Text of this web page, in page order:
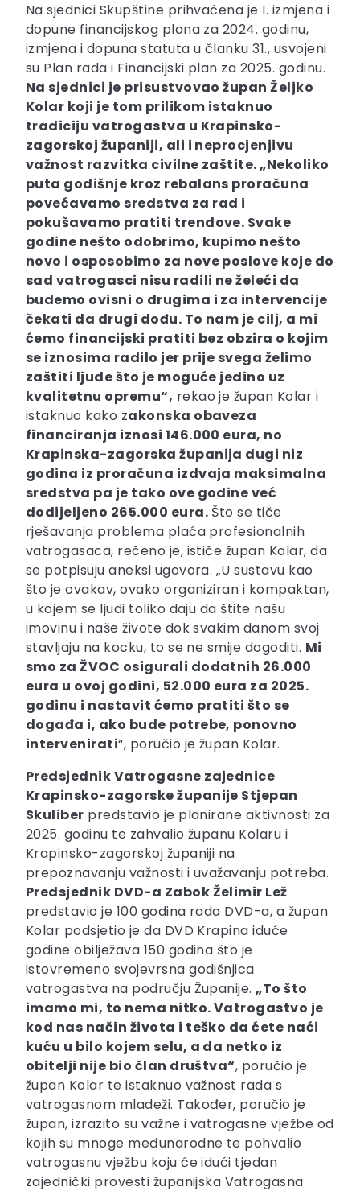
Na sjednici Skupštine prihvaćena je I. izmjena i
dopune financijskog plana za 2024. godinu,
izmjena i dopuna statuta u članku 31., usvojeni
su Plan rada i Financijski plan za 2025. godinu.
Na sjednici je prisustvovao župan Željko
Kolar koji je tom prilikom istaknuo
tradiciju vatrogastva u Krapinsko-
zagorskoj županiji, ali i neprocjenjivu
važnost razvitka civilne zaštite. „Nekoliko
puta godišnje kroz rebalans proračuna
povećavamo sredstva za rad i
pokušavamo pratiti trendove. Svake
godine nešto odobrimo, kupimo nešto
novo i osposobimo za nove poslove koje do
sad vatrogasci nisu radili ne želeći da
budemo ovisni o drugima i za intervencije
čekati da drugi dođu. To nam je cilj, a mi
ćemo financijski pratiti bez obzira o kojim
se iznosima radilo jer prije svega želimo
zaštiti ljude što je moguće jedino uz
kvalitetnu opremu“, rekao je župan Kolar i
istaknuo kako zakonska obaveza
financiranja iznosi 146.000 eura, no
Krapinska-zagorska županija dugi niz
godina iz proračuna izdvaja maksimalna
sredstva pa je tako ove godine već
dodijeljeno 265.000 eura. Što se tiče
rješavanja problema plaća profesionalnih
vatrogasaca, rečeno je, ističe župan Kolar, da
se potpisuju aneksi ugovora. „U sustavu kao
što je ovakav, ovako organiziran i kompaktan,
u kojem se ljudi toliko daju da štite našu
imovinu i naše živote dok svakim danom svoj
stavljaju na kocku, to se ne smije dogoditi. Mi
smo za ŽVOC osigurali dodatnih 26.000
eura u ovoj godini, 52.000 eura za 2025.
godinu i nastavit ćemo pratiti što se
događa i, ako bude potrebe, ponovno
intervenirati“, poručio je župan Kolar.
Predsjednik Vatrogasne zajednice
Krapinsko-zagorske županije Stjepan
Skuliber predstavio je planirane aktivnosti za
2025. godinu te zahvalio županu Kolaru i
Krapinsko-zagorskoj županiji na
prepoznavanju važnosti i uvažavanju potreba.
Predsjednik DVD-a Zabok Želimir Lež
predstavio je 100 godina rada DVD-a, a župan
Kolar podsjetio je da DVD Krapina iduće
godine obilježava 150 godina što je
istovremeno svojevrsna godišnjica
vatrogastva na području Županije.„To što
imamo mi, to nema nitko. Vatrogastvo je
kod nas način života i teško da ćete naći
kuću u bilo kojem selu, a da netko iz
obitelji nije bio član društva“, poručio je
župan Kolar te istaknuo važnost rada s
vatrogasnom mladeži. Također, poručio je
župan, izrazito su važne i vatrogasne vježbe od
kojih su mnoge međunarodne te pohvalio
vatrogasnu vježbu koju će idući tjedan
zajednički provesti županijska Vatrogasna